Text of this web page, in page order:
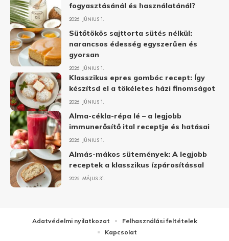
fogyasztásánál és használatánál?
2026. JÚNIUS 1.
Sütőtökös sajttorta sütés nélkül:
narancsos édesség egyszerűen és
gyorsan
2026. JÚNIUS 1.
Klasszikus epres gombóc recept: Így
készítsd el a tökéletes házi finomságot
2026. JÚNIUS 1.
Alma-cékla-répa lé – a legjobb
immunerősítő ital receptje és hatásai
2026. JÚNIUS 1.
Almás-mákos sütemények: A legjobb
receptek a klasszikus ízpárosítással
2026. MÁJUS 31.
Adatvédelmi nyilatkozat
Felhasználási feltételek
Kapcsolat